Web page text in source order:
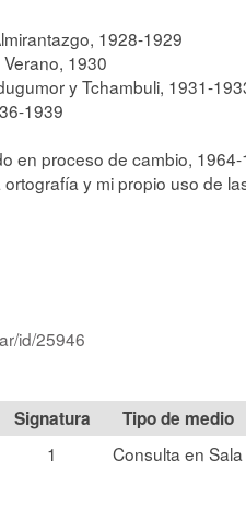
1928-1929
1930
y Tchambuli, 1931-
1939
en proceso de cambio,
y mi propio uso de
id/25946
Signatura Tipo de medio
1 Consulta en Sala